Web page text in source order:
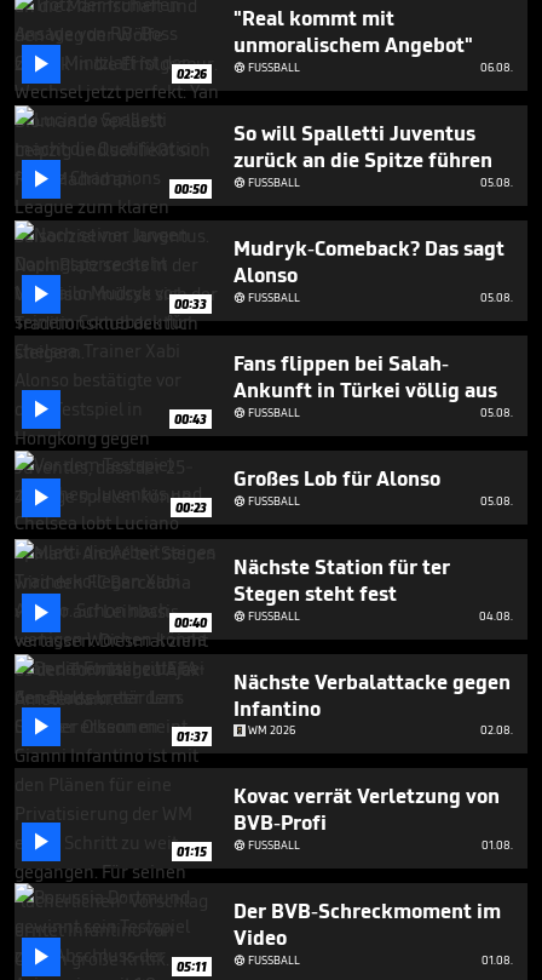
1
38
seconds
 02:26
"Real kommt mit
unmoralischem Angebot"
FUSSBALL 06.08.
 00:50
So will Spalletti Juventus
zurück an die Spitze führen
FUSSBALL 05.08.
 00:33
Mudryk-Comeback? Das sagt
Alonso
FUSSBALL 05.08.
 00:43
Fans flippen bei Salah-
Ankunft in Türkei völlig aus
FUSSBALL 05.08.
 00:23
Großes Lob für Alonso
FUSSBALL 05.08.
 00:40
Nächste Station für ter
Stegen steht fest
FUSSBALL 04.08.
 01:37
Nächste Verbalattacke gegen
Infantino
WM 2026 02.08.
 01:15
Kovac verrät Verletzung von
BVB-Profi
FUSSBALL 01.08.
 05:11
Der BVB-Schreckmoment im
Video
FUSSBALL 01.08.